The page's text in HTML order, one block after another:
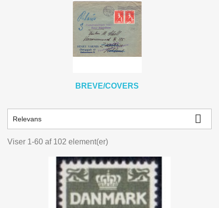
BREVE/COVERS
Relevans 
Viser 1-60 af 102 element(er)